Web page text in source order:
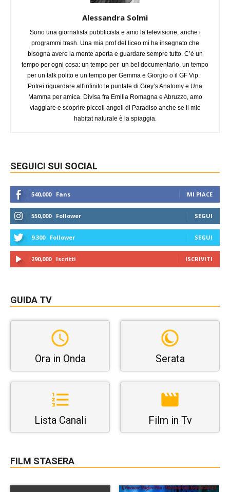
Alessandra Solmi
Sono una giornalista pubblicista e amo la televisione, anche i
programmi trash. Una mia prof del liceo mi ha insegnato che
bisogna avere la mente aperta e guardare sempre tutto. C’è un
tempo per ogni cosa: un tempo per un bel documentario, un tempo
per un talk polito e un tempo per Gemma e Giorgio o il GF Vip.
Potrei riguardare all'infinito le puntate di Grey’s Anatomy e Una
Mamma per amica. Divisa fra Emilia Romagna e Abruzzo, amo
viaggiare e scoprire piccoli angoli di Paradiso anche se il mio
habitat naturale è la spiaggia.
SEGUICI SUI SOCIAL
540,000 Fans MI PIACE
550,000 Follower SEGUI
9,300 Follower SEGUI
290,000 Iscritti ISCRIVITI
GUIDA TV
Ora in Onda Serata
Lista Canali Film in Tv
FILM STASERA